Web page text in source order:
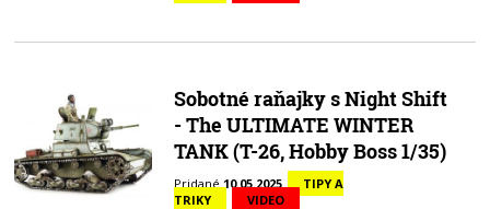
Sobotné raňajky s Night Shift
- The ULTIMATE WINTER
TANK (T-26, Hobby Boss 1/35)
Pridané 10.05.2025
TIPY A
TRIKY
VIDEO